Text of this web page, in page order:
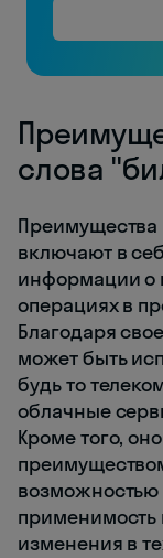
слова
Преимущества
включают в
информации о
операциях в
Благодаря
может быть
будь то
облачные
Кроме того,
возможностью
применимость
изменения в